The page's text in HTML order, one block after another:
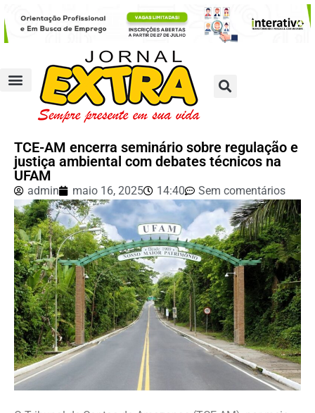
TCE-AM encerra seminário sobre regulação e
justiça ambiental com debates técnicos na
UFAM
admin maio 16, 2025 14:40 Sem comentários